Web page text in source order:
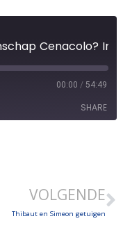
00:00 / 54:49
SHARE
VOLGENDE
Thibaut en Simeon getuigen